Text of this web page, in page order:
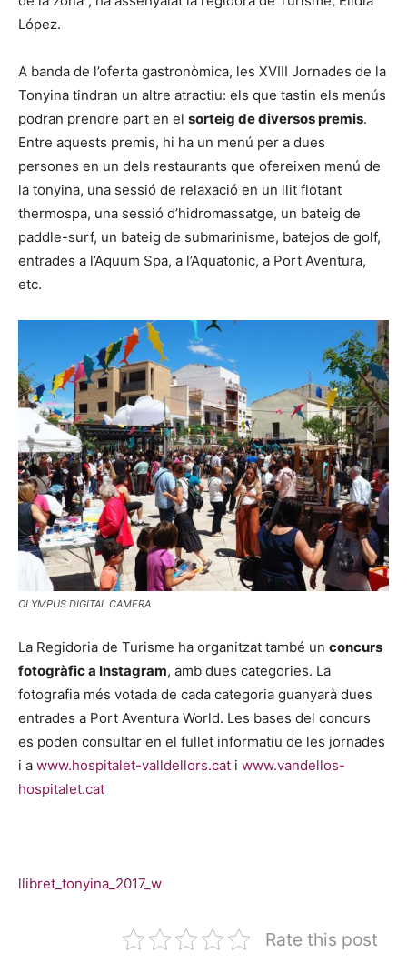
López.
A banda de l’oferta gastronòmica, les XVIII Jornades de la
Tonyina tindran un altre atractiu: els que tastin els menús
podran prendre part en el sorteig de diversos premis.
Entre aquests premis, hi ha un menú per a dues
persones en un dels restaurants que ofereixen menú de
la tonyina, una sessió de relaxació en un llit flotant
thermospa, una sessió d’hidromassatge, un bateig de
paddle-surf, un bateig de submarinisme, batejos de golf,
entrades a l’Aquum Spa, a l’Aquatonic, a Port Aventura,
etc.
OLYMPUS DIGITAL CAMERA
La Regidoria de Turisme ha organitzat també un concurs
fotogràfic a Instagram, amb dues categories. La
fotografia més votada de cada categoria guanyarà dues
entrades a Port Aventura World. Les bases del concurs
es poden consultar en el fullet informatiu de les jornades
i a www.hospitalet-valldellors.cat i www.vandellos-
hospitalet.cat
llibret_tonyina_2017_w
Rate this post